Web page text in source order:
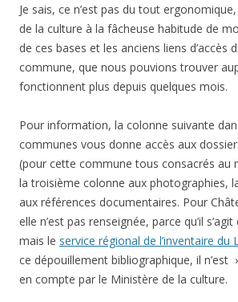
Je sais, ce n’est pas du tout
de la culture à la fâcheuse habitude de
de ces bases et les anciens liens d’accès
commune, que nous pouvions trouver
fonctionnent plus depuis quelques mois.
Pour information, la colonne suivante
communes vous donne accès aux
(pour cette commune tous consacrés au
la troisième colonne aux photographies,
aux références documentaires. Pour
elle n’est pas renseignée, parce qu’il
mais le service régional de l’inventaire du
ce dépouillement bibliographique, il n’est
en compte par le Ministère de la culture.